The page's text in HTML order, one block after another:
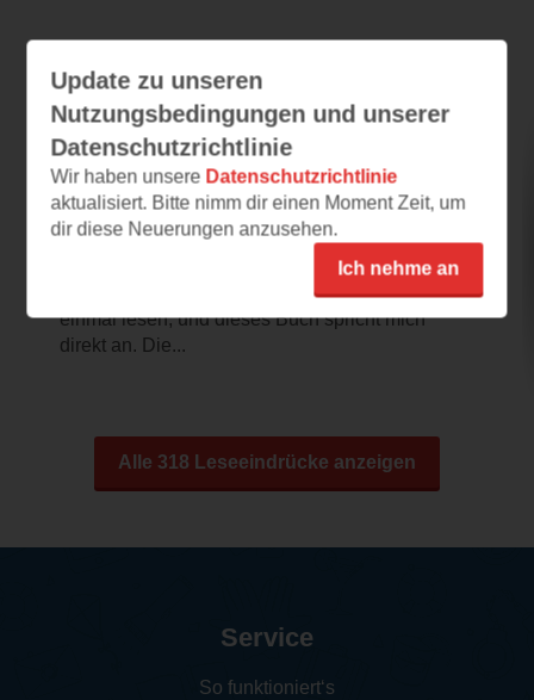
Leseeindrücke
DAISY – Und all deine Geheimnisse
werden mir gehören
03.08.2026 – 13:51
Klingt nach einem starken Thriller
Melanie Raabe wollte ich schon länger
einmal lesen, und dieses Buch spricht mich
direkt an. Die...
Alle 318 Leseeindrücke anzeigen
Update zu unseren
Nutzungsbedingungen und unserer
Datenschutzrichtlinie
Wir haben unsere Datenschutzrichtlinie
aktualisiert. Bitte nimm dir einen Moment Zeit, um
dir diese Neuerungen anzusehen.
Ich nehme an
Service
So funktioniert‘s